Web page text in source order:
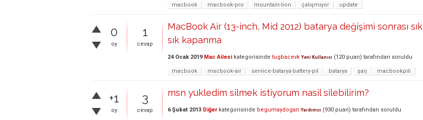
macbook macbook-pro mountain-lion çalışmıyor update
0
oy
1
cevap
MacBook Air (13-inch, Mid 2012) batarya değişimi sonrası sık
sık kapanma
24 Ocak 2019 Mac Ailesi kategorisinde tugbacevk Yeni Kullanıcı (120 puan) tarafından soruldu
macbook macbook-air service-batarya-battery-pil batarya şarj macbookpili
+1
oy
3
cevap
msn yukledim silmek istiyorum nasil silebilirim?
6 Şubat 2013 Diğerkategorisinde begumaydogan Yardımcı (930 puan) tarafından soruldu